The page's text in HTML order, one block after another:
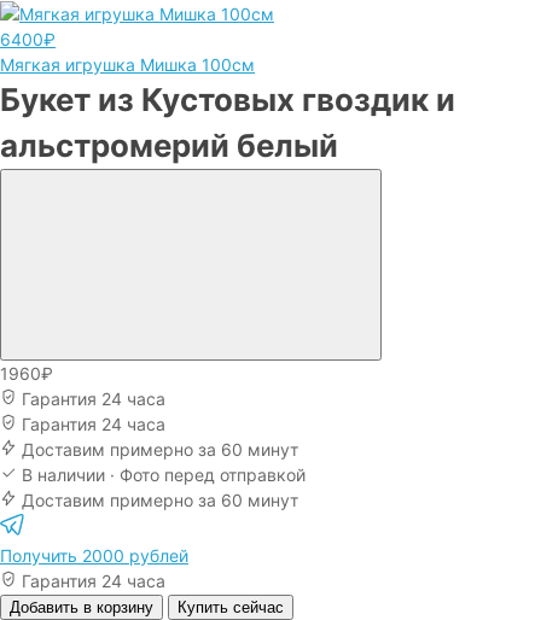
6400₽
Мягкая игрушка Мишка 100см
Букет из Кустовых гвоздик и
альстромерий белый
1960₽
Гарантия 24 часа
Гарантия 24 часа
Доставим примерно за 60 минут
В наличии · Фото перед отправкой
Доставим примерно за 60 минут
Получить 2000 рублей
Гарантия 24 часа
Добавить в корзину Купить сейчас